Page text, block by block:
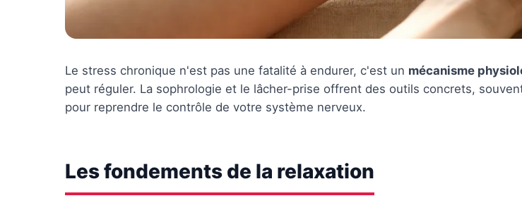
Le stress chronique n'est pas une fatalité à endurer, c'est un mécanisme
peut réguler. La sophrologie et le lâcher-prise offrent des outils concrets,
pour reprendre le contrôle de votre système nerveux.
Les fondements de la relaxation